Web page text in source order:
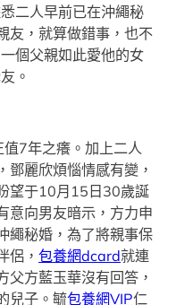
二人早前已在沖繩秘
友，就算做錯事，也不
個父親如此愛他的女
。
7年之癢。加上二人
鄧麗欣煩惱情感有變，
望于10月15日30歲誕
意向男友暗示，方力申
繩秘婚，為了將親事保
侶，包養網dcard就連
父方藍玉華沒有回答，
兒子。毓包養網VIP仁